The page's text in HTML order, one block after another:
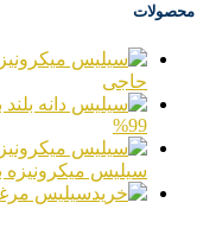
محصولات
حاجی
سیلیس میکرونیزه